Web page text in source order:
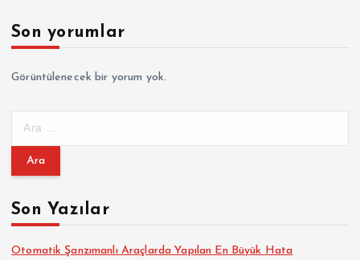
Son yorumlar
Görüntülenecek bir yorum yok.
m
:Son Yazılar
Otomatik Şanzımanlı Araçlarda Yapılan En Büyük Hata